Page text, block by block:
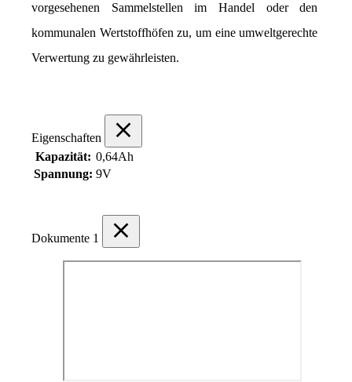
vorgesehenen Sammelstellen im Handel oder den
kommunalen Wertstoffhöfen zu, um eine umweltgerechte
Verwertung zu gewährleisten.
Eigenschaften
Kapazität: 0,64Ah
Spannung: 9V
Dokumente 1